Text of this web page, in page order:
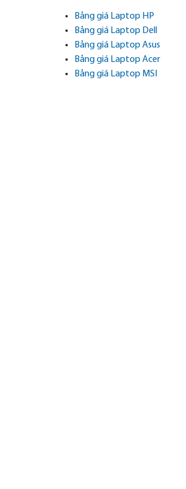
Bảng giá Laptop HP
Bảng giá Laptop Dell
Bảng giá Laptop Asus
Bảng giá Laptop Acer
Bảng giá Laptop MSI